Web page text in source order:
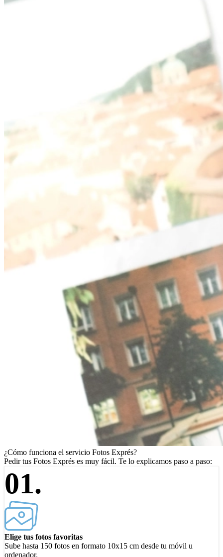
¿Cómo funciona el servicio Fotos Exprés?
Pedir tus Fotos Exprés es muy fácil. Te lo explicamos paso a paso:
01.
Elige tus fotos favoritas
Sube hasta 150 fotos en formato 10x15 cm desde tu móvil u
ordenador.